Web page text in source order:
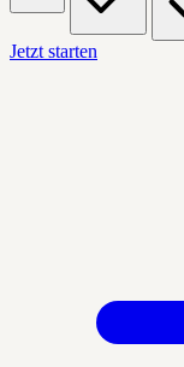
Jetzt starten